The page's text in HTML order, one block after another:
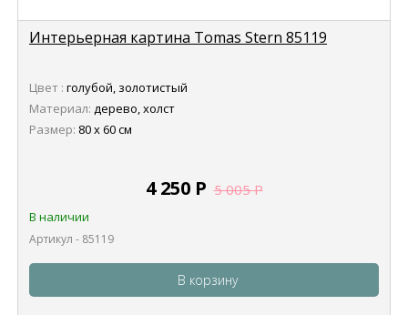
Интерьерная картина Tomas Stern 85119
Цвет : голубой, золотистый
Материал: дерево, холст
Размер: 80 х 60 см
4 250 Р 5 005Р
В наличии
Артикул - 85119
В корзину